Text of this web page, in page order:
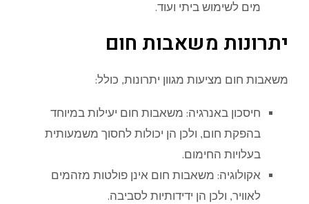
מים לשימוש ביתי ועוד.
יתרונות משאבות חום
משאבות חום מציעות מגוון יתרונות, כולל:
חיסכון באנרגיה: משאבות חום יעילות במיוחד
בהפקת חום, ולכן הן יכולות לחסוך משמעותית
בעלויות החימום.
אקולוגיה: משאבות חום אינן פולטות מזהמים
לאוויר, ולכן הן ידידותיות לסביבה.